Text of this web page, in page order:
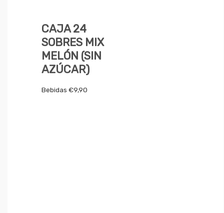
CAJA 24
SOBRES MIX
MELÓN (SIN
AZÚCAR)
Bebidas €9,90